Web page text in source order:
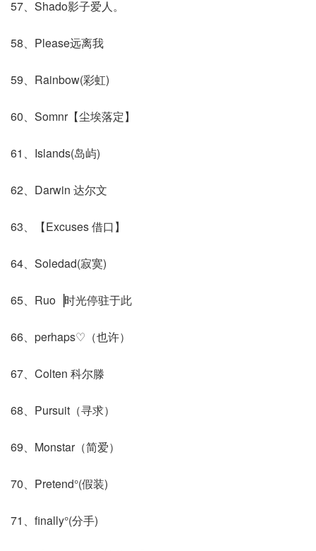
57、Shado影子爱人。
58、Please远离我
59、Rainbow(彩虹)
60、Somnr【尘埃落定】
61、Islands(岛屿)
62、Darwin 达尔文
63、【Excuses 借口】
64、Soledad(寂寞)
65、Ruo▕时光停驻于此
66、perhaps♡（也许）
67、Colten 科尔滕
68、Pursuit（寻求）
69、Monstar（简爱）
70、Pretend°(假装)
71、finally°(分手)